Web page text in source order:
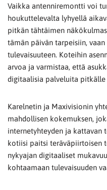
Vaikka antenniremontti voi
houkuttelevalta lyhyellä
pitkän tähtäimen
tämän päivän tarpeisiin,
tulevaisuuteen. Koteihin
arvoa ja varmistaa, että
digitaalisia palveluita pitkälle
Karelnetin ja Maxivisionin
mahdollisen kokemuksen,
internetyhteyden ja kattavan
kotiisi paitsi teräväpiirtoisen
nykyajan digitaaliset
kohtaamaan tulevaisuuden